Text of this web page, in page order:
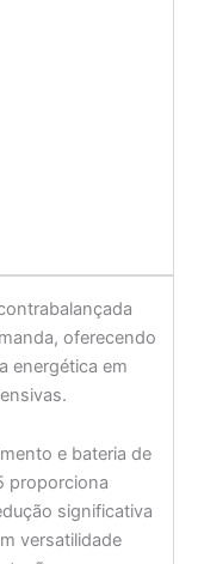
oferecendo
energética em
e bateria de
proporciona
significativa
versatilidade